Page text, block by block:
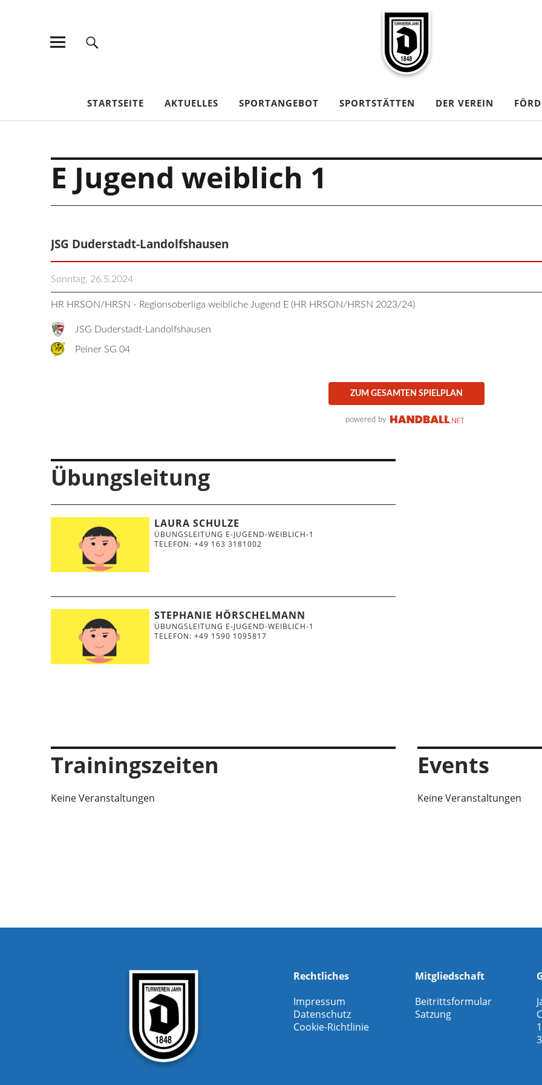
STARTSEITE AKTUELLES SPORTANGEBOT SPORTSTÄTTEN DER VEREIN
E Jugend weiblich 1
JSG Duderstadt-Landolfshausen
Sonntag, 26.5.2024
HR HRSON/HRSN - Regionsoberliga weibliche Jugend E (HR HRSON/HRSN 2023/24)
JSG Duderstadt-Landolfshausen
Peiner SG 04
ZUM GESAMTEN SPIELPLAN
powered by
Übungsleitung
LAURA SCHULZE
ÜBUNGSLEITUNG E-JUGEND-WEIBLICH-1
TELEFON: +49 163 3181002
STEPHANIE HÖRSCHELMANN
ÜBUNGSLEITUNG E-JUGEND-WEIBLICH-1
TELEFON: +49 1590 1095817
Trainingszeiten
Keine Veranstaltungen
Events
Keine Veranstaltungen
Rechtliches
Impressum
Datenschutz
Cookie-Richtlinie
Mitgliedschaft
Beitrittsformular
Satzung